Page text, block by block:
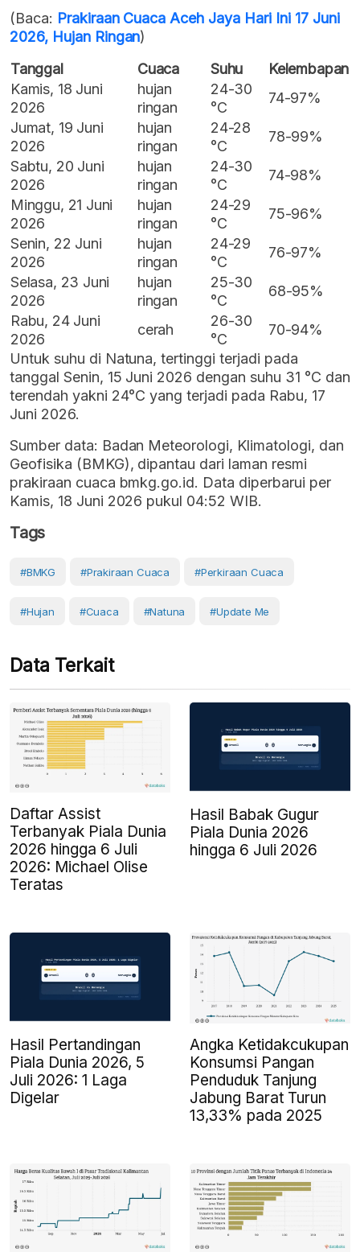
(Baca: Prakiraan Cuaca Aceh Jaya Hari Ini 17 Juni
2026, Hujan Ringan)
Tanggal
Cuaca Suhu
Kelembapan
Kamis, 18 Juni
2026
hujan
ringan
24-30
°C
74-97%
Jumat, 19 Juni
2026
hujan
ringan
24-28
°C
78-99%
Sabtu, 20 Juni
2026
hujan
ringan
24-30
°C
74-98%
Minggu, 21 Juni
2026
hujan
ringan
24-29
°C
75-96%
Senin, 22 Juni
2026
hujan
ringan
24-29
°C
76-97%
Selasa, 23 Juni
2026
hujan
ringan
25-30
°C
68-95%
Rabu, 24 Juni
2026
cerah
26-30
°C
70-94%
Untuk suhu di Natuna, tertinggi terjadi pada
tanggal Senin, 15 Juni 2026 dengan suhu 31 °C dan
terendah yakni 24°C yang terjadi pada Rabu, 17
Juni 2026.
Sumber data: Badan Meteorologi, Klimatologi, dan
Geofisika (BMKG), dipantau dari laman resmi
prakiraan cuaca bmkg.go.id. Data diperbarui per
Kamis, 18 Juni 2026 pukul 04:52 WIB.
Tags
#BMKG #prakiraan Cuaca #perkiraan Cuaca
#Hujan #cuaca #natuna #Update Me
Data Terkait
Daftar Assist
Terbanyak Piala Dunia
2026 hingga 6 Juli
2026: Michael Olise
Teratas
Hasil Babak Gugur
Piala Dunia 2026
hingga 6 Juli 2026
Hasil Pertandingan
Piala Dunia 2026, 5
Juli 2026: 1 Laga
Digelar
Angka Ketidakcukupan
Konsumsi Pangan
Penduduk Tanjung
Jabung Barat Turun
13,33% pada 2025